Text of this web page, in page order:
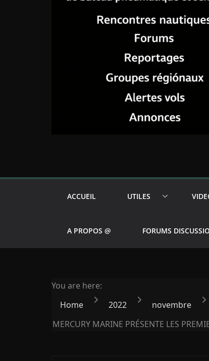
ACCUEIL UTILES
A PROPOS @ FORUMS
You are here:
Home
2022 novembre
MERCURY MARINE PRÉSENTE LES